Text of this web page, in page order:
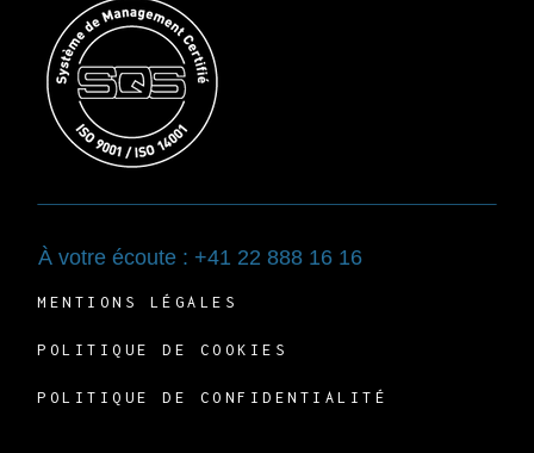
À votre écoute : +41 22 888 16 16
MENTIONS LÉGALES
POLITIQUE DE COOKIES
POLITIQUE DE CONFIDENTIALITÉ